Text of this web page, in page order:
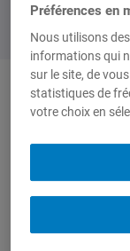
Auteurs-
Préférences en
Nous utilisons
informations qui
sur le site, de
statistiques de
votre choix en